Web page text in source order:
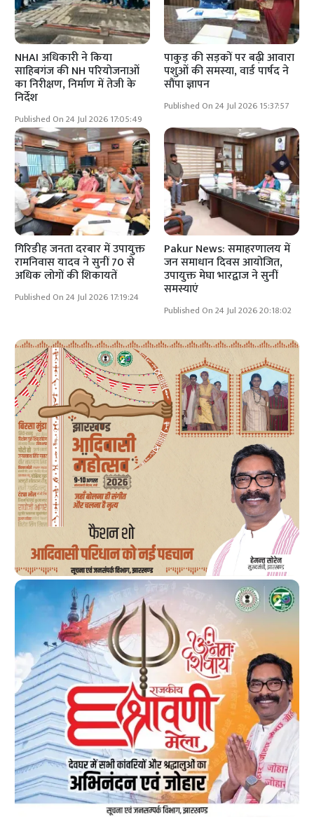
NHAI अधिकारी ने किया
साहिबगंज की NH परियोजनाओं
का निरीक्षण, निर्माण में तेजी के
निर्देश
Published On 24 Jul 2026 17:05:49
पाकुड़ की सड़कों पर बढ़ी आवारा
पशुओं की समस्या, वार्ड पार्षद ने
सौंपा ज्ञापन
Published On 24 Jul 2026 15:37:57
गिरिडीह जनता दरबार में उपायुक्त
रामनिवास यादव ने सुनीं 70 से
अधिक लोगों की शिकायतें
Published On 24 Jul 2026 17:19:24
Pakur News: समाहरणालय में
जन समाधान दिवस आयोजित,
उपायुक्त मेघा भारद्वाज ने सुनीं
समस्याएं
Published On 24 Jul 2026 20:18:02